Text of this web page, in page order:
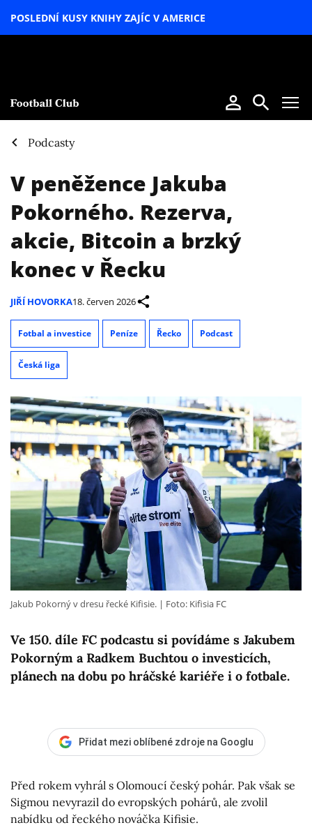
POSLEDNÍ KUSY KNIHY ZAJÍC V AMERICE
Podcasty
V peněžence Jakuba
Pokorného. Rezerva,
akcie, Bitcoin a brzký
konec v Řecku
JIŘÍ HOVORKA18. červen 2026
Fotbal a investice Peníze Řecko Podcast
Česká liga
Ve 150. díle FC podcastu si povídáme s Jakubem
Pokorným a Radkem Buchtou o investicích,
plánech na dobu po hráčské kariéře i o fotbale.
Jakub Pokorný v dresu řecké Kifisie. Foto: Kifisia FC
Přidat mezi oblíbené zdroje na Googlu
Před rokem vyhrál s Olomoucí český pohár. Pak však se
Sigmou nevyrazil do evropských pohárů, ale zvolil
nabídku od řeckého nováčka Kifisie.